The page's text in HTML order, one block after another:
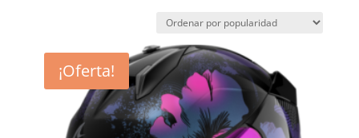
popularidad
¡Oferta!